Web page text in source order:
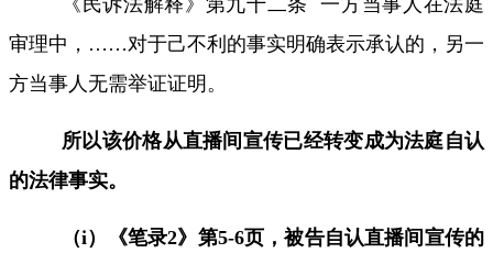
审理中， ……对于己不利的事实明确表示承认的，另一
方当事人无需举证证明。
所以该价格从直播间宣传已经转变成为法庭自认
的法律事实。
（i） 《笔录2》第5-6页，被告自认直播间宣传的